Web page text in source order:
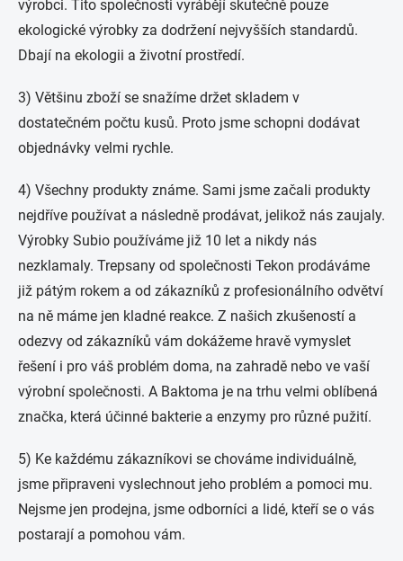
výrobci. Tito společnosti vyrábějí skutečně pouze
ekologické výrobky za dodržení nejvyšších standardů.
Dbají na ekologii a životní prostředí.
3) Většinu zboží se snažíme držet skladem v
dostatečném počtu kusů. Proto jsme schopni dodávat
objednávky velmi rychle.
4) Všechny produkty známe. Sami jsme začali produkty
nejdříve používat a následně prodávat, jelikož nás zaujaly.
Výrobky Subio používáme již 10 let a nikdy nás
nezklamaly. Trepsany od společnosti Tekon prodáváme
již pátým rokem a od zákazníků z profesionálního odvětví
na ně máme jen kladné reakce. Z našich zkušeností a
odezvy od zákazníků vám dokážeme hravě vymyslet
řešení i pro váš problém doma, na zahradě nebo ve vaší
výrobní společnosti. A Baktoma je na trhu velmi oblíbená
značka, která účinné bakterie a enzymy pro různé pužití.
5) Ke každému zákazníkovi se chováme individuálně,
jsme připraveni vyslechnout jeho problém a pomoci mu.
Nejsme jen prodejna, jsme odborníci a lidé, kteří se o vás
postarají a pomohou vám.